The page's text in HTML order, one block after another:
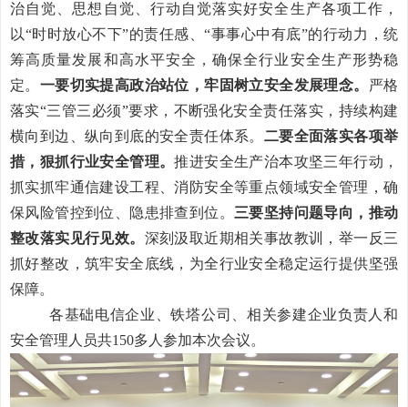
治自觉、思想自觉、行动自觉落实好安全生产各项工作 ，
以“时时放心不下”的责任感、“事事心中有底”的行动力，统
筹高质量发展和高水平安全，确保全行业安全生产形势稳
定。 一要切实提高政治站位，牢固树立安全发展理念。 严格
落实“三管三必须”要求，不断强化安全责任落实，持续构建
横向到边、纵向到底的安全责任体系。 二要全面落实各项举
措，狠抓行业安全管理。推进安全生产治本攻坚三年行动，
抓实抓牢通信建设工程、消防安全等重点领域安全管理，确
保风险管控到位、隐患排查到位。 三要坚持问题导向，推动
整改落实见行见效。 深刻汲取近期相关事故教训，举一反三
抓好整改，筑牢安全底线，为全行业安全稳定运行提供坚强
保障。
各基础电信企业、铁塔公司、相关参建企业负责人和
安全管理人员共150多人参加本次会议。